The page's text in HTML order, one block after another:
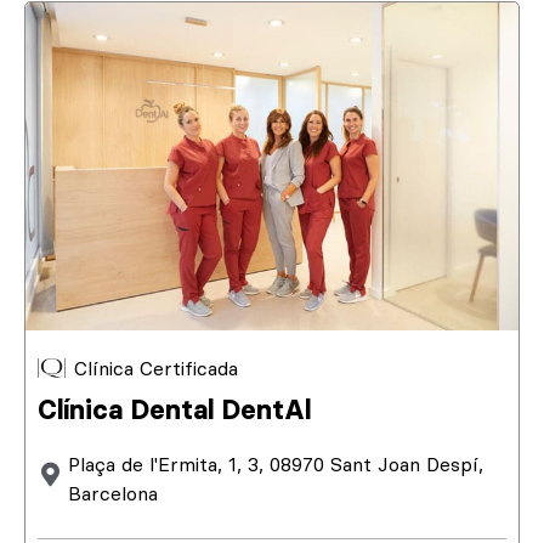
Clínica Certificada
Clínica Dental DentAl
Plaça de l'Ermita, 1, 3, 08970 Sant Joan Despí,
Barcelona